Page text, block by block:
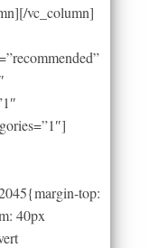
vc_column]
top:
40px